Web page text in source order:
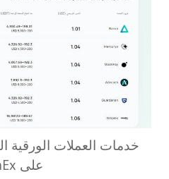
خدمات العملات الورقية
على CoinEx